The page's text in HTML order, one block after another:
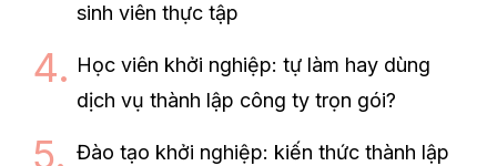
sinh viên thực tập
Học viên khởi nghiệp: tự làm hay dùng
dịch vụ thành lập công ty trọn gói?
Đào tạo khởi nghiệp: kiến thức thành lập